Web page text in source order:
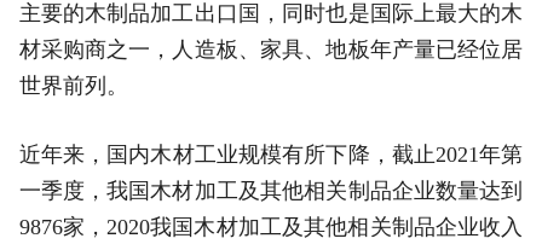
主要的木制品加工出口国，同时也是国际上最大的木
材采购商之一，人造板、家具、地板年产量已经位居
世界前列。
近年来，国内木材工业规模有所下降，截止2021年第
一季度，我国木材加工及其他相关制品企业数量达到
9876家，2020我国木材加工及其他相关制品企业收入